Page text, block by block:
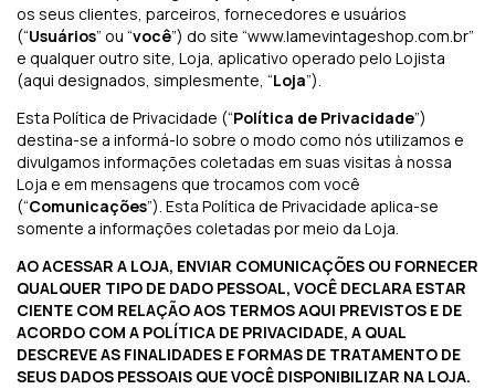
os seus clientes, parceiros, fornecedores e usuários
(“Usuários” ou “você”) do site “www.lamevintageshop.com.br”
e qualquer outro site, Loja, aplicativo operado pelo Lojista
(aqui designados, simplesmente, “Loja”).
Esta Política de Privacidade (“Política de Privacidade”)
destina-se a informá-lo sobre o modo como nós utilizamos e
divulgamos informações coletadas em suas visitas à nossa
Loja e em mensagens que trocamos com você
(“Comunicações”). Esta Política de Privacidade aplica-se
somente a informações coletadas por meio da Loja.
AO ACESSAR A LOJA, ENVIAR COMUNICAÇÕES OU FORNECER
QUALQUER TIPO DE DADO PESSOAL, VOCÊ DECLARA ESTAR
CIENTE COM RELAÇÃO AOS TERMOS AQUI PREVISTOS E DE
ACORDO COM A POLÍTICA DE PRIVACIDADE, A QUAL
DESCREVE AS FINALIDADES E FORMAS DE TRATAMENTO DE
SEUS DADOS PESSOAIS QUE VOCÊ DISPONIBILIZAR NA LOJA.